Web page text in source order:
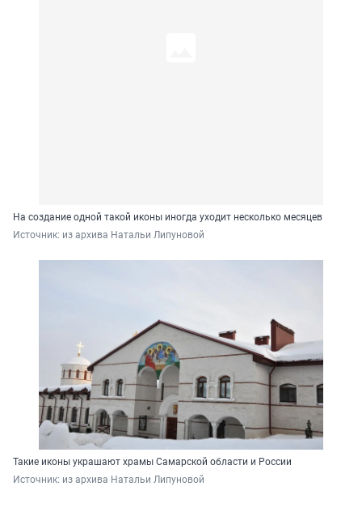
На создание одной такой иконы иногда уходит несколько месяцев
Источник: из архива Натальи Липуновой
Такие иконы украшают храмы Самарской области и России
Источник: из архива Натальи Липуновой